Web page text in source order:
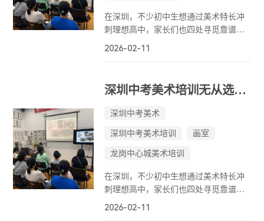
在深圳，不少初中生想通过美术特长冲
刺理想高中，家长们也四处寻觅靠谱的
2026-02-11
深圳中考美术培训无从选择？不妨看看这家画室！
深圳中考美术
深圳中考美术培训 画室
龙岗中心城美术培训
在深圳，不少初中生想通过美术特长冲
刺理想高中，家长们也四处寻觅靠谱的
中考美术培训机构。面对众多选择，如
2026-02-11